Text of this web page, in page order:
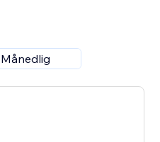
Månedlig